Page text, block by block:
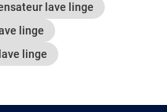
lave linge
linge
linge